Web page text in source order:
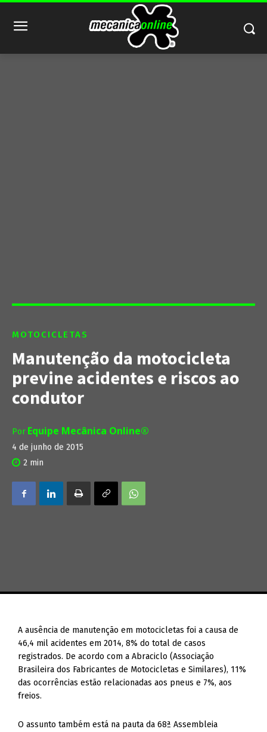
MOTOCICLETAS
Manutenção da motocicleta
previne acidentes e riscos ao
condutor
Por Equipe Mecânica Online®
4 de junho de 2015
2 min
A ausência de manutenção em motocicletas foi a causa de
46,4 mil acidentes em 2014, 8% do total de casos
registrados. De acordo com a Abraciclo (Associação
Brasileira dos Fabricantes de Motocicletas e Similares), 11%
das ocorrências estão relacionadas aos pneus e 7%, aos
freios.
O assunto também está na pauta da 68ª Assembleia